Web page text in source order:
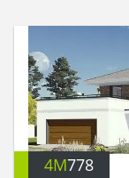
4M778